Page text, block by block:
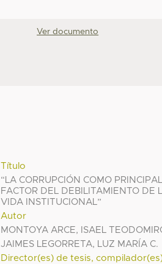
Ver documento
Título
“LA CORRUPCIÓN COMO PRINCIPAL
FACTOR DEL DEBILITAMIENTO DE
VIDA INSTITUCIONAL”
Autor
MONTOYA ARCE, ISAEL
JAIMES LEGORRETA, LUZ MARÍA C.
Director(es) de tesis,